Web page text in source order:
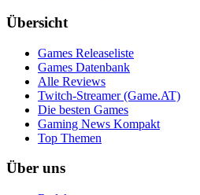
Übersicht
Games Releaseliste
Games Datenbank
Alle Reviews
Twitch-Streamer (Game.AT)
Die besten Games
Gaming News Kompakt
Top Themen
Über uns